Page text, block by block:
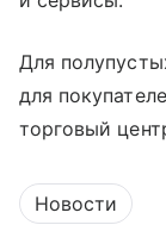
Для
для
торговый
Новости